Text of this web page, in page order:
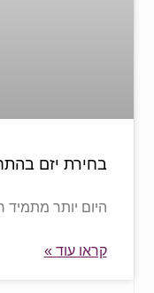
בחירת יזם
היום יותר מתמיד
קראו עוד »